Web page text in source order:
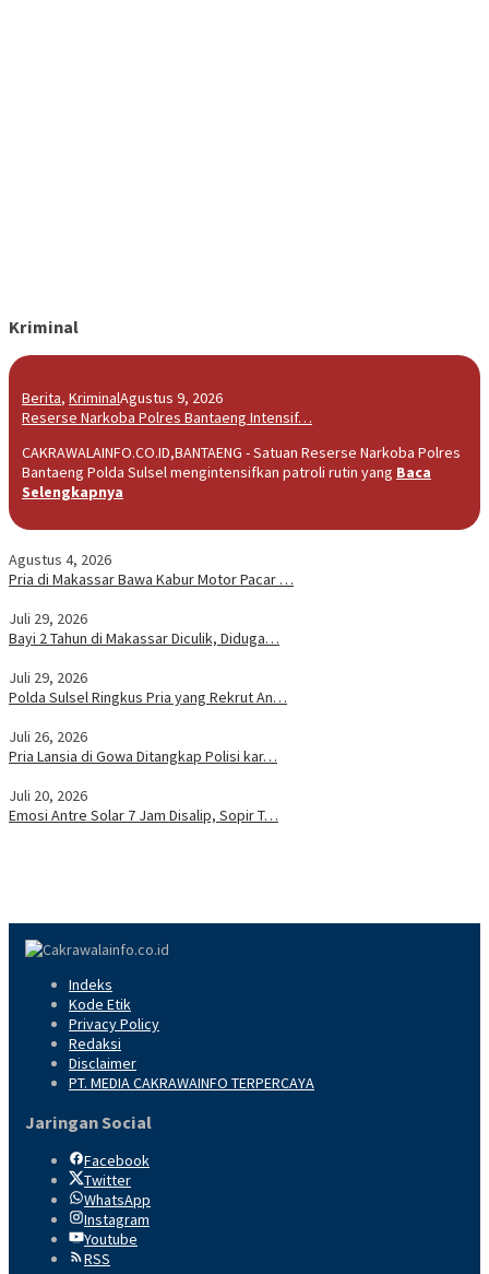
Kriminal
Berita, KriminalAgustus 9, 2026
Reserse Narkoba Polres Bantaeng Intensif…
CAKRAWALAINFO.CO.ID,BANTAENG - Satuan Reserse Narkoba Polres
Bantaeng Polda Sulsel mengintensifkan patroli rutin yang Baca
Selengkapnya
Agustus 4, 2026
Pria di Makassar Bawa Kabur Motor Pacar …
Juli 29, 2026
Bayi 2 Tahun di Makassar Diculik, Diduga…
Juli 29, 2026
Polda Sulsel Ringkus Pria yang Rekrut An…
Juli 26, 2026
Pria Lansia di Gowa Ditangkap Polisi kar…
Juli 20, 2026
Emosi Antre Solar 7 Jam Disalip, Sopir T…
Indeks
Kode Etik
Privacy Policy
Redaksi
Disclaimer
PT. MEDIA CAKRAWAINFO TERPERCAYA
Jaringan Social
Facebook
Twitter
WhatsApp
Instagram
Youtube
RSS